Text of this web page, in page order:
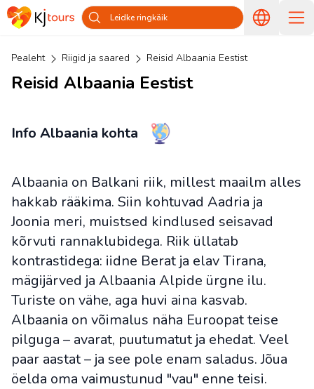
Leidke ringkäik
Pealeht Riigid ja saared Reisid Albaania Eestist
Reisid Albaania Eestist
Info Albaania kohta
Albaania on Balkani riik, millest maailm alles
hakkab rääkima. Siin kohtuvad Aadria ja
Joonia meri, muistsed kindlused seisavad
kõrvuti rannaklubidega. Riik üllatab
kontrastidega: iidne Berat ja elav Tirana,
mägijärved ja Albaania Alpide ürgne ilu.
Turiste on vähe, aga huvi aina kasvab.
Albaania on võimalus näha Euroopat teise
pilguga – avarat, puutumatut ja ehedat. Veel
paar aastat – ja see pole enam saladus. Jõua
öelda oma vaimustunud "vau" enne teisi.